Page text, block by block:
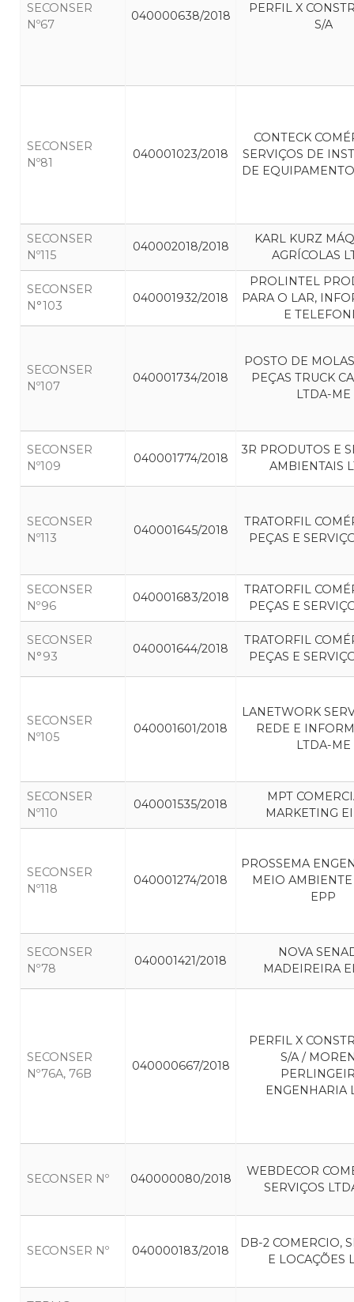
SECONSER
Nº67
040000638/2018
PERFIL X
S/A
SECONSER
Nº81
040001023/2018
CONTECK
SERVIÇOS DE
DE
SECONSER
Nº115
040002018/2018
KARL KURZ
AGRÍCOLAS
SECONSER
N°103
040001932/2018
PROLINTEL
PARA O LAR,
E
SECONSER
Nº107
040001734/2018
POSTO DE
PEÇAS TRUCK
LTDA-ME
SECONSER
Nº109
040001774/2018
3R PRODUTOS E
AMBIENTAIS
SECONSER
Nº113
040001645/2018
TRATORFIL
PEÇAS E
SECONSER
Nº96
040001683/2018
TRATORFIL
PEÇAS E
SECONSER
N°93
040001644/2018
TRATORFIL
PEÇAS E
SECONSER
Nº105
040001601/2018
LANETWORK
REDE E
LTDA-ME
SECONSER
Nº110
040001535/2018
MPT
MARKETING
SECONSER
Nº118
040001274/2018
PROSSEMA
MEIO
EPP
SECONSER
Nº78
040001421/2018
NOVA
MADEIREIRA
SECONSER
Nº76A, 76B
040000667/2018
PERFIL X
S/A /
ENGENHARIA
SECONSER Nº 040000080/2018
WEBDECOR
SERVIÇOS
SECONSER Nº 040000183/2018
DB-2 COMERCIO,
E LOCAÇÕES